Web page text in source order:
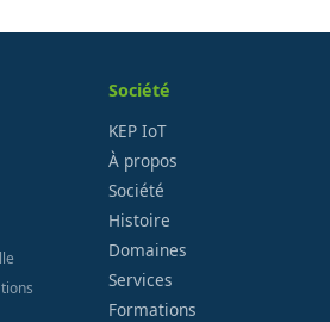
Société
KEP IoT
À propos
Société
Histoire
Domaines
Services
Formations